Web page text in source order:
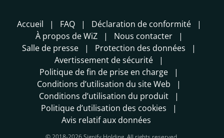
Accueil FAQ
Déclaration de conformité
À propos de WiZ
Nous contacter
Salle de presse
Protection des données
Avertissement de sécurité
Politique de fin de prise en charge
Conditions d’utilisation du site Web
Conditions d’utilisation du produit
Politique d’utilisation des cookies
Avis relatif aux données